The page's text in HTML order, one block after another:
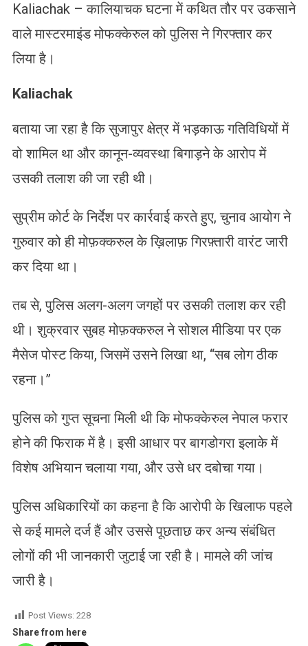
Kaliachak – कालियाचक घटना में कथित तौर पर उकसाने
वाले मास्टरमाइंड मोफक्केरुल को पुलिस ने गिरफ्तार कर
लिया है।
Kaliachak
बताया जा रहा है कि सुजापुर क्षेत्र में भड़काऊ गतिविधियों में
वो शामिल था और कानून-व्यवस्था बिगाड़ने के आरोप में
उसकी तलाश की जा रही थी।
सुप्रीम कोर्ट के निर्देश पर कार्रवाई करते हुए, चुनाव आयोग ने
गुरुवार को ही मोफ़क्करुल के ख़िलाफ़ गिरफ़्तारी वारंट जारी
कर दिया था।
तब से, पुलिस अलग-अलग जगहों पर उसकी तलाश कर रही
थी। शुक्रवार सुबह मोफ़क्करुल ने सोशल मीडिया पर एक
मैसेज पोस्ट किया, जिसमें उसने लिखा था, “सब लोग ठीक
रहना।”
पुलिस को गुप्त सूचना मिली थी कि मोफक्केरुल नेपाल फरार
होने की फिराक में है। इसी आधार पर बागडोगरा इलाके में
विशेष अभियान चलाया गया, और उसे धर दबोचा गया।
पुलिस अधिकारियों का कहना है कि आरोपी के खिलाफ पहले
से कई मामले दर्ज हैं और उससे पूछताछ कर अन्य संबंधित
लोगों की भी जानकारी जुटाई जा रही है। मामले की जांच
जारी है।
Post Views: 228
Share from here